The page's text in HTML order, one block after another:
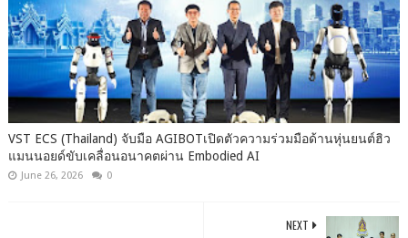
VST ECS (Thailand) จับมือ AGIBOTเปิดตัวความร่วมมือด้านหุ่นยนต์ฮิว
แมนนอยด์ขับเคลื่อนอนาคตผ่าน Embodied AI
June 26, 2026 0
NEXT